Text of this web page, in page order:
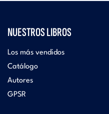
NUESTROS LIBROS
Los más vendidos
Catálogo
Autores
GPSR